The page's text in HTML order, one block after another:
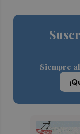
Siempre